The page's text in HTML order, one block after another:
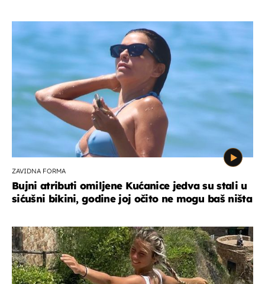
ZAVIDNA FORMA
Bujni atributi omiljene Kućanice jedva su stali u
sićušni bikini, godine joj očito ne mogu baš ništa